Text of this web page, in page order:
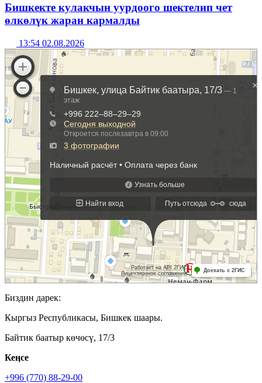
Бишкекте кулакчын уурдоого шектелип чет
өлкөлүк жаран кармалды
13:54 02.08.2026
Биздин дарек:
Кыргыз Республикасы, Бишкек шаары.
Байтик баатыр көчөсү, 17/3
Кеӊсе
+996 (770) 88-29-00